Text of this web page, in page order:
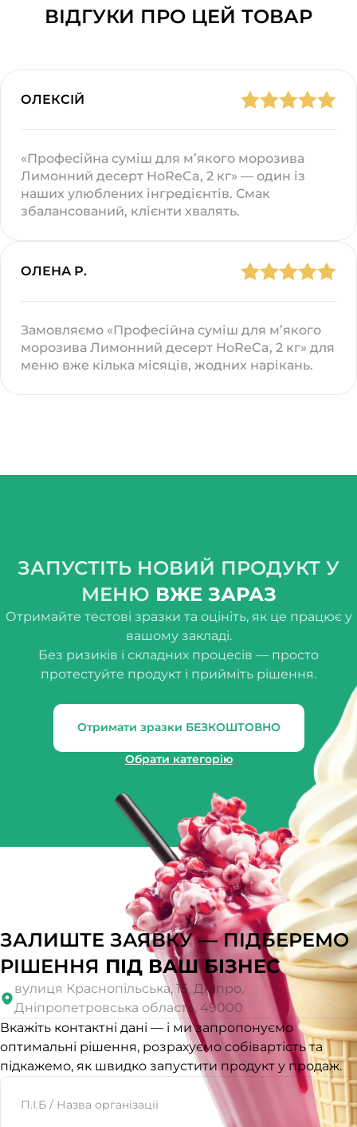
ВІДГУКИ ПРО ЦЕЙ ТОВАР
ОЛЕКСІЙ
«Професійна суміш для м’якого морозива
Лимонний десерт HoReCa, 2 кг» — один із
наших улюблених інгредієнтів. Смак
збалансований, клієнти хвалять.
ОЛЕНА Р.
Замовляємо «Професійна суміш для м’якого
морозива Лимонний десерт HoReCa, 2 кг» для
меню вже кілька місяців, жодних нарікань.
ЗАПУСТІТЬ НОВИЙ ПРОДУКТ У
МЕНЮ ВЖЕ ЗАРАЗ
Отримайте тестові зразки та оцініть, як це працює у
вашому закладі.
Без ризиків і складних процесів — просто
протестуйте продукт і прийміть рішення.
Отримати зразки БЕЗКОШТОВНО
Обрати категорію
ЗАЛИШТЕ ЗАЯВКУ — ПІДБЕРЕМО
РІШЕННЯ ПІД ВАШ БІЗНЕС
вулиця Краснопільська, 15, Дніпро,
Дніпропетровська область, 49000
Вкажіть контактні дані — і ми запропонуємо
оптимальні рішення, розрахуємо собівартість та
підкажемо, як швидко запустити продукт у продаж.
П.І.Б / Назва організації
Website